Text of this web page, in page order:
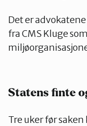
Det er
fra CMS Kluge
Statens finte
Tre uker før